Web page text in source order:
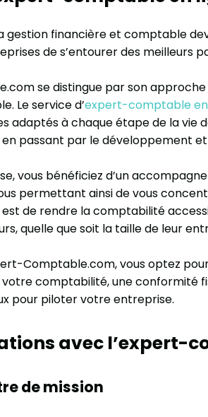
gestion financière et comptable
de s’entourer des meilleurs
se distingue par son
Le service d’expert-comptable
adaptés à chaque étape de la vie
passant par le développement
vous bénéficiez d’un
permettant ainsi de vous
de rendre la comptabilité
quelle que soit la taille de leur
Comptable.com, vous optez
comptabilité, une conformité
pour piloter votre entreprise.
avec l’expert-
de mission